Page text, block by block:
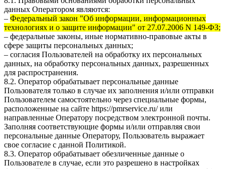
данных Оператором являются:
– Федеральный закон "Об информации, информационных
технологиях и о защите информации" от 27.07.2006 N 149-ФЗ;
– федеральные законы, иные нормативно-правовые акты в
сфере защиты персональных данных;
– согласия Пользователей на обработку их персональных
данных, на обработку персональных данных, разрешенных
для распространения.
8.2. Оператор обрабатывает персональные данные
Пользователя только в случае их заполнения и/или отправки
Пользователем самостоятельно через специальные формы,
расположенные на сайте https://pmrservice.ru/или
направленные Оператору посредством электронной почты.
Заполняя соответствующие формы и/или отправляя свои
персональные данные Оператору, Пользователь выражает
свое согласие с данной Политикой.
8.3. Оператор обрабатывает обезличенные данные о
Пользователе в случае, если это разрешено в настройках